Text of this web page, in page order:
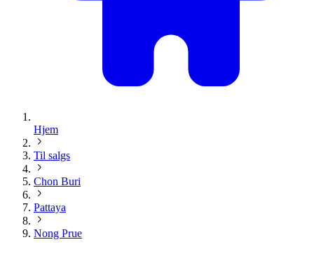
Hjem
Til salgs
Chon Buri
Pattaya
Nong Prue